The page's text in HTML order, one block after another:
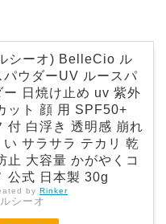
シーオ) BelleCio ル
パウダーUV ルースパ
ー 日焼け止め uv 紫外
ット 顔 用 SPF50+
付 白浮き 透明感 崩れ
い サラサラ テカリ 乾
止 大容量 かがやくコ
公式 日本製 30g
by Rinker
シーオ